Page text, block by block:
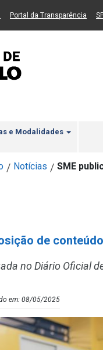
2 Ir para busca
novo sítio)
(Link para um novo sítio)
Portal da Transparência
e Modalidades
/ Notícias / SME
de
no Diário Oficial
em: 08/05/2025